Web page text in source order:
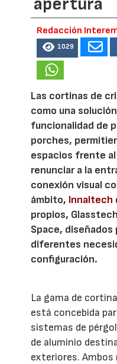
Redacción
1029
Las cortinas de
como una
funcionalidad de
porches,
espacios frente
renunciar a la
conexión visual
ámbito, Innaltech
propios,
Space, diseñados
diferentes
configuración.
La gama de
está concebida
sistemas de
de aluminio
exteriores. Ambos